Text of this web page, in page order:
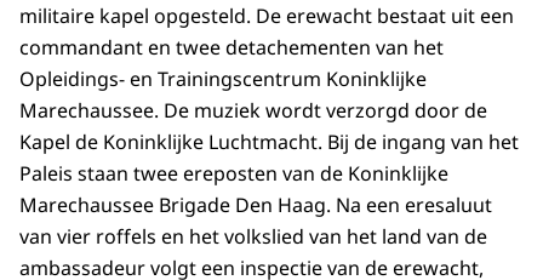
militaire kapel opgesteld. De erewacht bestaat uit een
commandant en twee detachementen van het
Opleidings- en Trainingscentrum Koninklijke
Marechaussee. De muziek wordt verzorgd door de
Kapel de Koninklijke Luchtmacht. Bij de ingang van het
Paleis staan twee ereposten van de Koninklijke
Marechaussee Brigade Den Haag. Na een eresaluut
van vier roffels en het volkslied van het land van de
ambassadeur volgt een inspectie van de erewacht,